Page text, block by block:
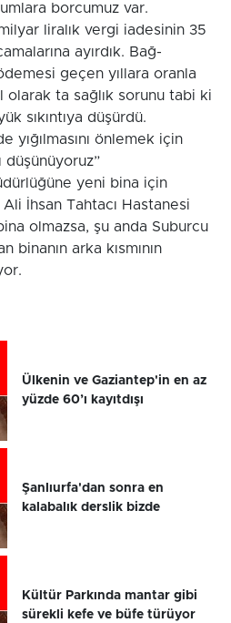
borcumuz var.
liralık vergi iadesinin 35
ayırdık. Bağ-
geçen yıllara oranla
olarak ta sağlık sorunu tabi ki
sıkıntıya düşürdü.
yığılmasını önlemek için
düşünüyoruz”
yeni bina için
İhsan Tahtacı Hastanesi
olmazsa, şu anda Suburcu
binanın arka kısmının
Ülkenin ve Gaziantep'in en az
yüzde 60’ı kayıtdışı
Şanlıurfa'dan sonra en
kalabalık derslik bizde
Kültür Parkında mantar gibi
sürekli kefe ve büfe türüyor